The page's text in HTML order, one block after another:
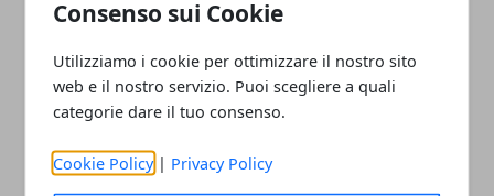
Consenso sui Cookie
Utilizziamo i cookie per ottimizzare il nostro sito
web e il nostro servizio. Puoi scegliere a quali
categorie dare il tuo consenso.
Cookie Policy | Privacy Policy